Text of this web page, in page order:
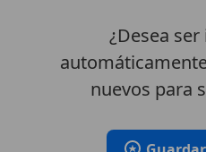
¿Desea
nuevos para